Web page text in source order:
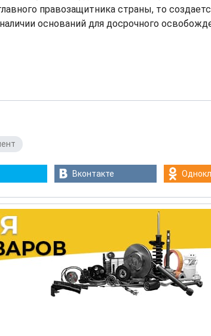
правозащитника страны, то
оснований для досрочного
Вконтакте